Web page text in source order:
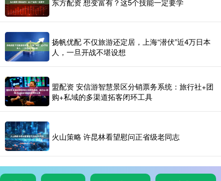
扬帆优配 不仅旅游还定居，上海“潜伏”近4万日本
人，一旦开战不堪设想
盟配资 安信游智慧景区分销票务系统：旅行社+团
购+私域的多渠道拓客闭环工具
火山策略 许昆林看望慰问正省级老同志